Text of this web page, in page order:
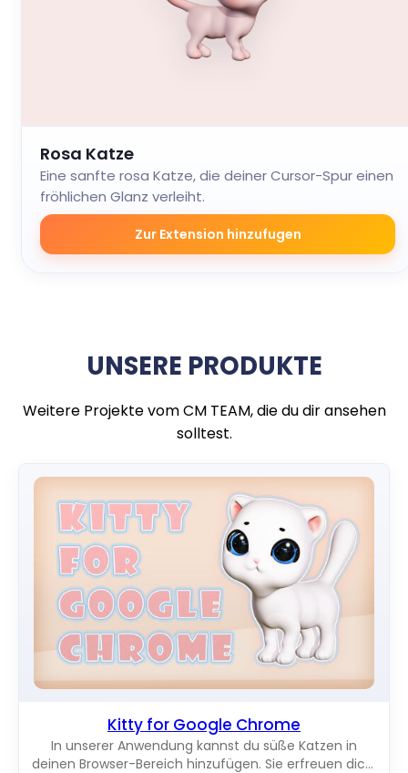
Rosa Katze
Eine sanfte rosa Katze, die deiner Cursor-Spur einen
fröhlichen Glanz verleiht.
Zur Extension hinzufugen
UNSERE PRODUKTE
Weitere Projekte vom CM TEAM, die du dir ansehen
solltest.
Kitty for Google Chrome
In unserer Anwendung kannst du süße Katzen in
deinen Browser-Bereich hinzufügen. Sie erfreuen dich,